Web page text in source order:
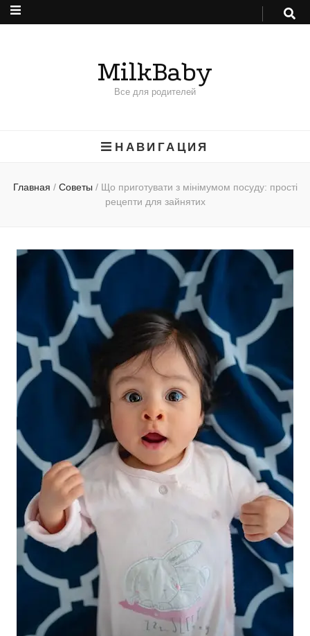
MilkBaby
Все для родителей
НАВИГАЦИЯ
Главная / Советы / Що приготувати з мінімумом посуду: прості
рецепти для зайнятих